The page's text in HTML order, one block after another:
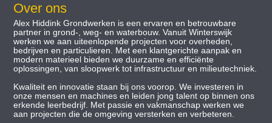
Over ons
Alex Hiddink Grondwerken is een ervaren en betrouwbare
partner in grond-, weg- en waterbouw. Vanuit Winterswijk
werken we aan uiteenlopende projecten voor overheden,
bedrijven en particulieren. Met een klantgerichte aanpak en
modern materieel bieden we duurzame en efficiënte
oplossingen, van sloopwerk tot infrastructuur en milieutechniek.
Kwaliteit en innovatie staan bij ons voorop. We investeren in
onze mensen en machines en leiden jong talent op binnen ons
erkende leerbedrijf. Met passie en vakmanschap werken we
aan projecten die de omgeving versterken en verbeteren.